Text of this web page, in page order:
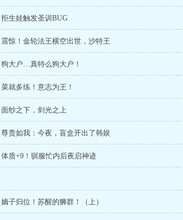
拒生娃触发圣训BUG
震惊！金轮法王横空出世，沙特王
狗大户…真特么狗大户！
就多练！意志为王！
面纱之下，剑光之上
尊贵如我：今夜，盲盒开出了韩娱
体质+9！驯服忙内后夜启神迹
子归位！苏醒的狮群！（上）